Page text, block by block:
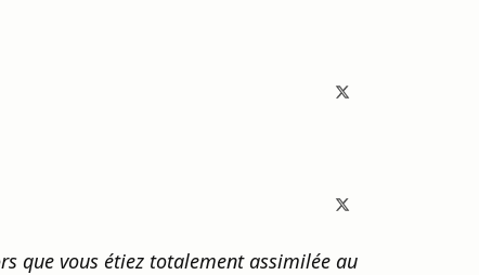
que vous étiez totalement assimilée au